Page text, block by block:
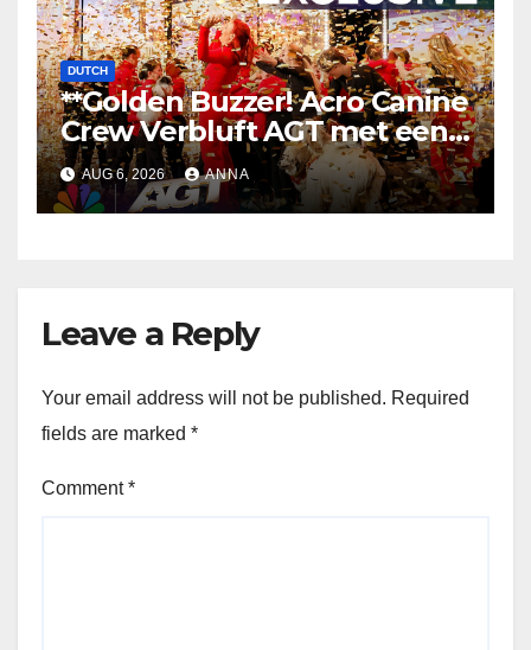
DUTCH
**Golden Buzzer! Acro Canine
Crew Verbluft AGT met een
Onvergetelijk Optreden
**AUG 6, 2026 ANNA
Leave a Reply
Your email address will not be published. Required
fields are marked *
Comment*